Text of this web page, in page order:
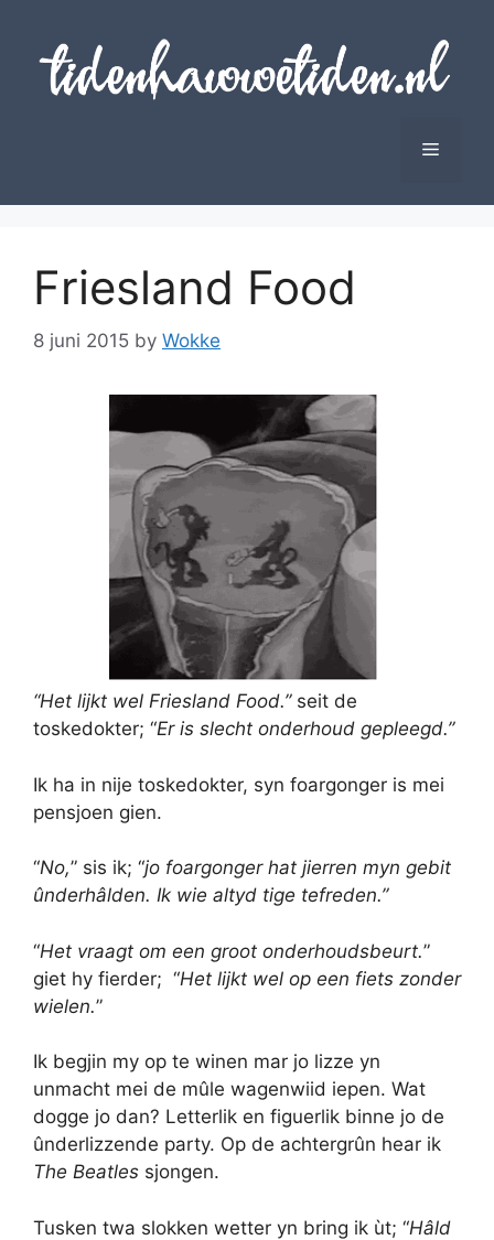
content
Menu
Friesland Food
8 juni 2015 by Wokke
“Het lijkt wel Friesland Food.”seit de
toskedokter; “Er is slecht onderhoud gepleegd.”
Ik ha in nije toskedokter, syn foargonger is mei
pensjoen gien.
“No,” sis ik; “jo foargonger hat jierren myn gebit
ûnderhâlden. Ik wie altyd tige tefreden.”
“Het vraagt om een groot onderhoudsbeurt.”
giet hy fierder; “Het lijkt wel op een fiets zonder
wielen.”
Ik begjin my op te winen mar jo lizze yn
unmacht mei de mûle wagenwiid iepen. Wat
dogge jo dan? Letterlik en figuerlik binne jo de
ûnderlizzende party. Op de achtergrûn hear ik
The Beatles sjongen.
Tusken twa slokken wetter yn bring ik ùt; “Hâld